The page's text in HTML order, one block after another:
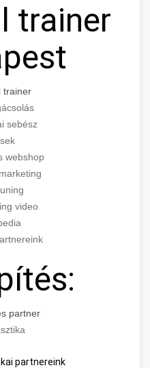
trainer
trainer
sebész
webshop
video
partner
partnereink